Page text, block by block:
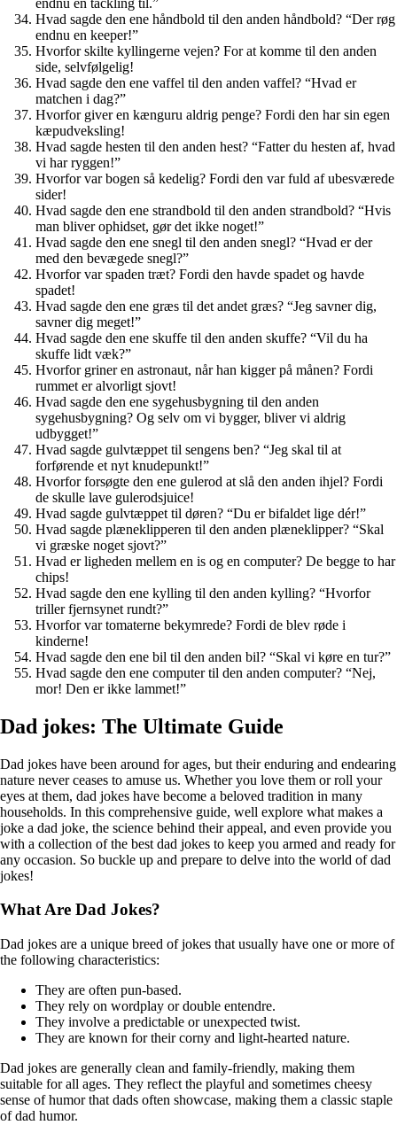
Hvad sagde den ene håndbold til den anden håndbold? “Der røg
endnu en keeper!”
Hvorfor skilte kyllingerne vejen? For at komme til den anden
side, selvfølgelig!
Hvad sagde den ene vaffel til den anden vaffel? “Hvad er
matchen i dag?”
Hvorfor giver en kænguru aldrig penge? Fordi den har sin egen
kæpudveksling!
Hvad sagde hesten til den anden hest? “Fatter du hesten af, hvad
vi har ryggen!”
Hvorfor var bogen så kedelig? Fordi den var fuld af ubesværede
sider!
Hvad sagde den ene strandbold til den anden strandbold? “Hvis
man bliver ophidset, gør det ikke noget!”
Hvad sagde den ene snegl til den anden snegl? “Hvad er der
med den bevægede snegl?”
Hvorfor var spaden træt? Fordi den havde spadet og havde
spadet!
Hvad sagde den ene græs til det andet græs? “Jeg savner dig,
savner dig meget!”
Hvad sagde den ene skuffe til den anden skuffe? “Vil du ha
skuffe lidt væk?”
Hvorfor griner en astronaut, når han kigger på månen? Fordi
rummet er alvorligt sjovt!
Hvad sagde den ene sygehusbygning til den anden
sygehusbygning? Og selv om vi bygger, bliver vi aldrig
udbygget!”
Hvad sagde gulvtæppet til sengens ben? “Jeg skal til at
forførende et nyt knudepunkt!”
Hvorfor forsøgte den ene gulerod at slå den anden ihjel? Fordi
de skulle lave gulerodsjuice!
Hvad sagde gulvtæppet til døren? “Du er bifaldet lige dér!”
Hvad sagde plæneklipperen til den anden plæneklipper? “Skal
vi græske noget sjovt?”
Hvad er ligheden mellem en is og en computer? De begge to har
chips!
Hvad sagde den ene kylling til den anden kylling? “Hvorfor
triller fjernsynet rundt?”
Hvorfor var tomaterne bekymrede? Fordi de blev røde i
kinderne!
Hvad sagde den ene bil til den anden bil? “Skal vi køre en tur?”
Hvad sagde den ene computer til den anden computer? “Nej,
mor! Den er ikke lammet!”
Dad jokes: The Ultimate Guide
Dad jokes have been around for ages, but their enduring and endearing
nature never ceases to amuse us. Whether you love them or roll your
eyes at them, dad jokes have become a beloved tradition in many
households. In this comprehensive guide, well explore what makes a
joke a dad joke, the science behind their appeal, and even provide you
with a collection of the best dad jokes to keep you armed and ready for
any occasion. So buckle up and prepare to delve into the world of dad
jokes!
What Are Dad Jokes?
Dad jokes are a unique breed of jokes that usually have one or more of
the following characteristics:
They are often pun-based.
They rely on wordplay or double entendre.
They involve a predictable or unexpected twist.
They are known for their corny and light-hearted nature.
Dad jokes are generally clean and family-friendly, making them
suitable for all ages. They reflect the playful and sometimes cheesy
sense of humor that dads often showcase, making them a classic staple
of dad humor.